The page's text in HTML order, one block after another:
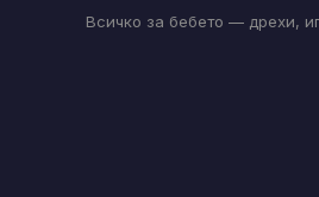
Всичко за бебето — дрехи,